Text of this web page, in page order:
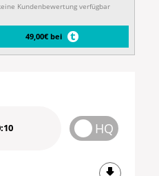
Kundenbewertung verfügbar
49,00€ bei
HQ